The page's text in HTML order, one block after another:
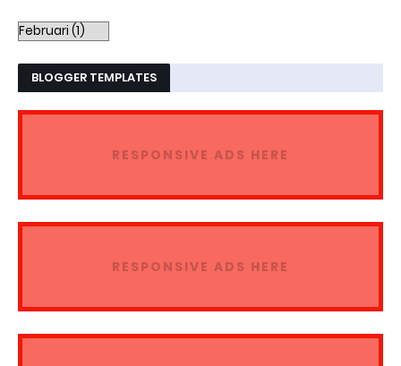
BLOGGER TEMPLATES
RESPONSIVE ADS HERE
RESPONSIVE ADS HERE